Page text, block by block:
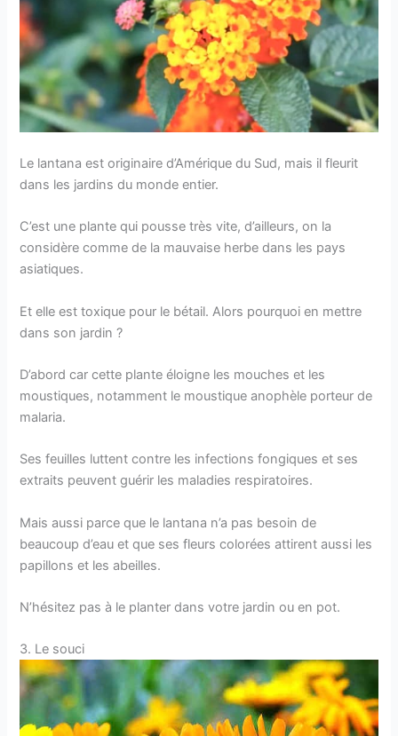
Le lantana est originaire d’Amérique du Sud, mais il fleurit
dans les jardins du monde entier.
C’est une plante qui pousse très vite, d’ailleurs, on la
considère comme de la mauvaise herbe dans les pays
asiatiques.
Et elle est toxique pour le bétail. Alors pourquoi en mettre
dans son jardin ?
D’abord car cette plante éloigne les mouches et les
moustiques, notamment le moustique anophèle porteur de
malaria.
Ses feuilles luttent contre les infections fongiques et ses
extraits peuvent guérir les maladies respiratoires.
Mais aussi parce que le lantana n’a pas besoin de
beaucoup d’eau et que ses fleurs colorées attirent aussi les
papillons et les abeilles.
N’hésitez pas à le planter dans votre jardin ou en pot.
3. Le souci